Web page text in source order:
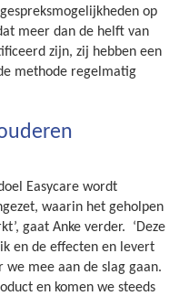
op
meer dan de helft van
zijn, zij hebben een
methode regelmatig
Easycare wordt
waarin het geholpen
gaat Anke verder. ‘Deze
en de effecten en levert
mee aan de slag gaan.
en komen we steeds